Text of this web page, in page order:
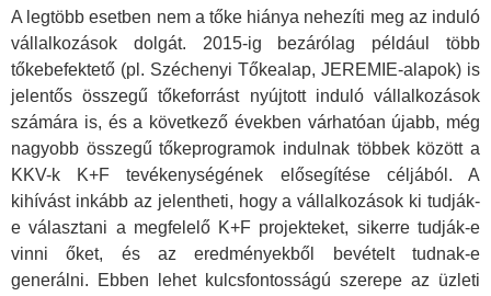
A legtöbb esetben nem a tőke hiánya nehezíti meg az induló
vállalkozások dolgát. 2015-ig bezárólag például több
tőkebefektető (pl. Széchenyi Tőkealap, JEREMIE-alapok) is
jelentős összegű tőkeforrást nyújtott induló vállalkozások
számára is, és a következő években várhatóan újabb, még
nagyobb összegű tőkeprogramok indulnak többek között a
KKV-k K+F tevékenységének elősegítése céljából. A
kihívást inkább az jelentheti, hogy a vállalkozások ki tudják-
e választani a megfelelő K+F projekteket, sikerre tudják-e
vinni őket, és az eredményekből bevételt tudnak-e
generálni. Ebben lehet kulcsfontosságú szerepe az üzleti